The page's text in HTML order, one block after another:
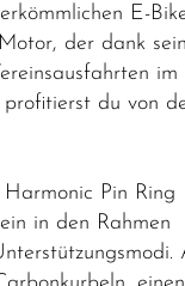
E-
der dank
im
du von
Pin Ring
in den Rahmen